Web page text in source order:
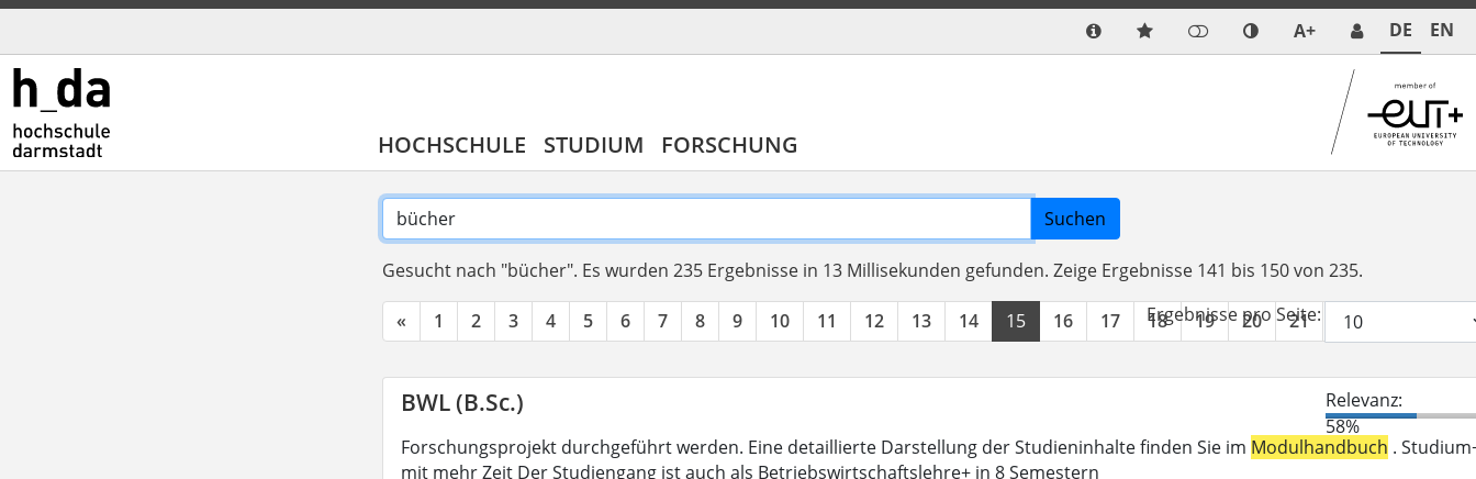
A+ DE EN
HOCHSCHULE STUDIUM FORSCHUNG
Suchen
Gesucht nach "bücher". Es wurden 235 Ergebnisse in 13 Millisekunden gefunden. Zeige Ergebnisse 141 bis 150 von 235.
« 1 2 3 4 5 6 7 8 9 10 11 12 13 14 15 16 17 18 19 20 21 22
Ergebnisse pro Seite:
BWL (B.Sc.)
Relevanz:
58%
Forschungsprojekt durchgeführt werden. Eine detaillierte Darstellung der Studieninhalte finden Sie im Modulhandbuch .
mit mehr Zeit Der Studiengang ist auch als Betriebswirtschaftslehre+ in 8 Semestern